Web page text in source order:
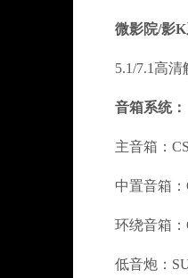
微影院/影K
5.1/7.1高清
音箱系统：
主音箱：CS-
中置音箱：
环绕音箱：
低音炮：